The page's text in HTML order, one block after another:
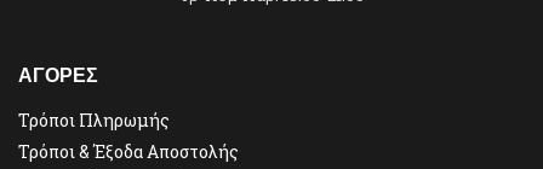
ΑΓΟΡΕΣ
Τρόποι Πληρωμής
Τρόποι & Έξοδα Αποστολής